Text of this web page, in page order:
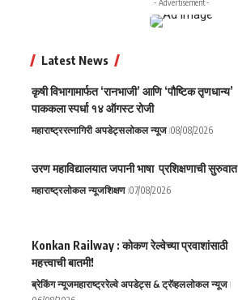
- Advertisement -
Latest News
कृषी विभागामार्फत ‘रानभाजी’ आणि ‘पौष्टिक तृणधान्य’
पाककला स्पर्धा १४ ऑगस्ट रोजी
महाराष्ट्ररत्नागिरी अपडेट्सलोकल न्यूज 08/08/2026
उरण महाविद्यालयात जपानी भाषा प्रशिक्षणाची सुरुवात
महाराष्ट्रलोकल न्यूजशिक्षण 07/08/2026
Konkan Railway : कोकण रेल्वेच्या प्रवाशांसाठी
महत्त्वाची बातमी!
ब्रेकिंग न्यूजमहाराष्ट्ररेल्वे अपडेट्स & ट्रॅव्हललोकल न्यूज